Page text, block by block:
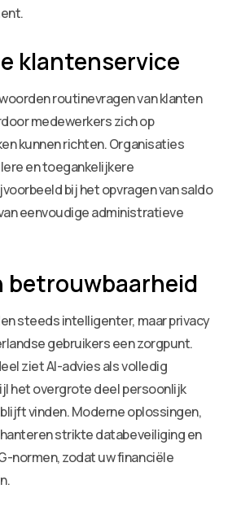
klantenservice
routinevragen van klanten
medewerkers zich op
kunnen richten. Organisaties
en toegankelijkere
bij het opvragen van saldo
eenvoudige administratieve
betrouwbaarheid
steeds intelligenter, maar privacy
gebruikers een zorgpunt.
ziet AI-advies als volledig
het overgrote deel persoonlijk
vinden. Moderne oplossingen,
strikte databeveiliging en
normen, zodat uw financiële